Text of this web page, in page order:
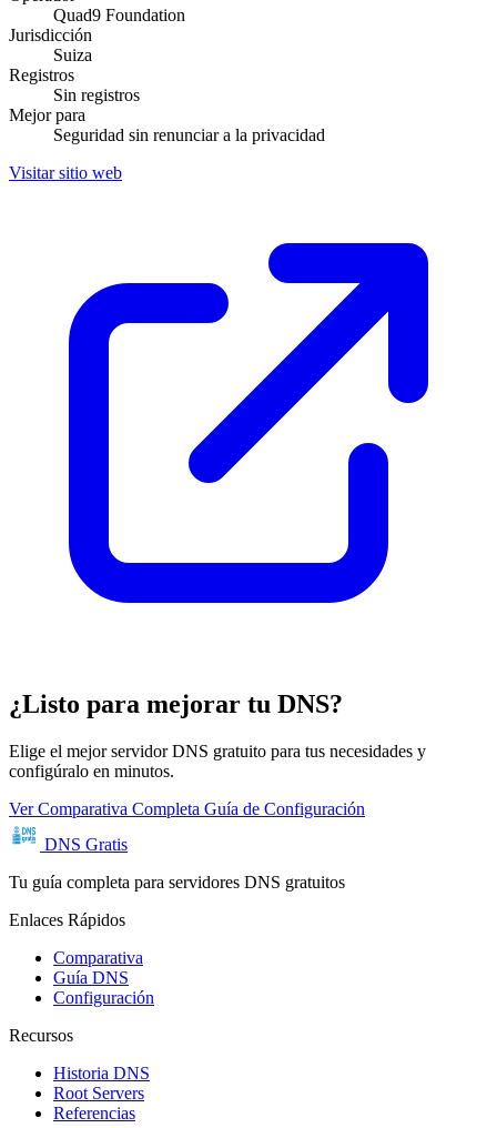
Quad9 Foundation
Jurisdicción
Suiza
Registros
Sin registros
Mejor para
Seguridad sin renunciar a la privacidad
Visitar sitio web
¿Listo para mejorar tu DNS?
Elige el mejor servidor DNS gratuito para tus necesidades y
configúralo en minutos.
Ver Comparativa Completa Guía de Configuración
DNS Gratis
Tu guía completa para servidores DNS gratuitos
Enlaces Rápidos
Comparativa
Guía DNS
Configuración
Recursos
Historia DNS
Root Servers
Referencias